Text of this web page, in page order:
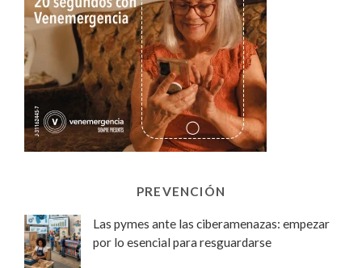
PREVENCIÓN
Las pymes ante las ciberamenazas: empezar
por lo esencial para resguardarse